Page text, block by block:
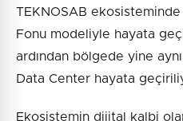
TEKNOSAB ekosisteminde
Fonu modeliyle hayata
ardından bölgede yine
Data Center hayata
Ekosistemin dijital kalbi